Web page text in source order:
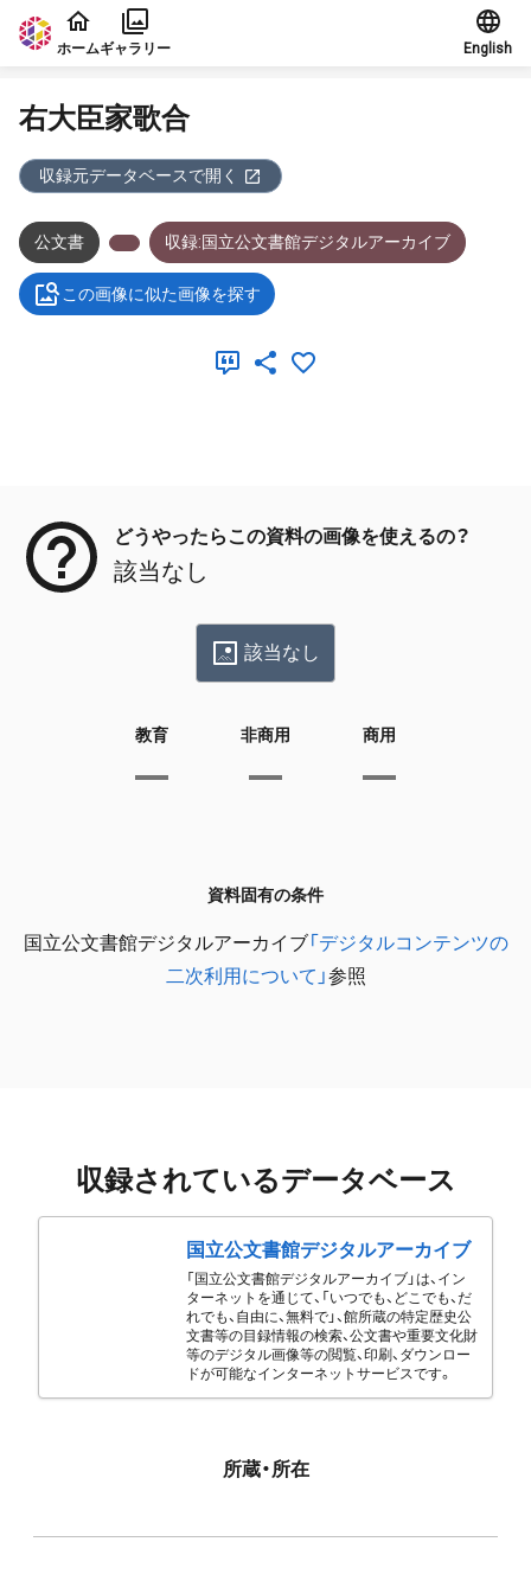
本文に飛ぶ
ホームギャラリー English
右大臣家歌合
収録元データベースで開く
公文書 収録:国立公文書館デジタルアーカイブ
この画像に似た画像を探す
どうやったらこの資料の画像を使えるの？
該当なし
該当なし
教育 非商用 商用
資料固有の条件
国立公文書館デジタルアーカイブ「デジタルコンテンツの
二次利用について」参照
収録されているデータベース
国立公文書館デジタルアーカイブ
「国立公文書館デジタルアーカイブ」は、イン
ターネットを通じて、「いつでも、どこでも、だ
れでも、自由に、無料で」、館所蔵の特定歴史公
文書等の目録情報の検索、公文書や重要文化財
等のデジタル画像等の閲覧、印刷、ダウンロー
ドが可能なインターネットサービスです。
所蔵・所在